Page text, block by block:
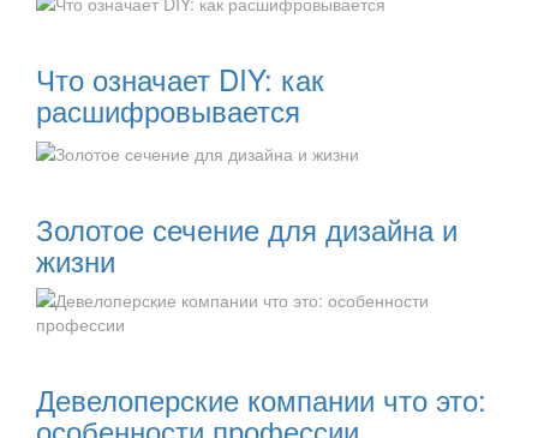
Что означает DIY: как
расшифровывается
Золотое сечение для дизайна и
жизни
Девелоперские компании что это: